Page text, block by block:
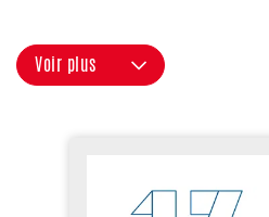
Voir plus